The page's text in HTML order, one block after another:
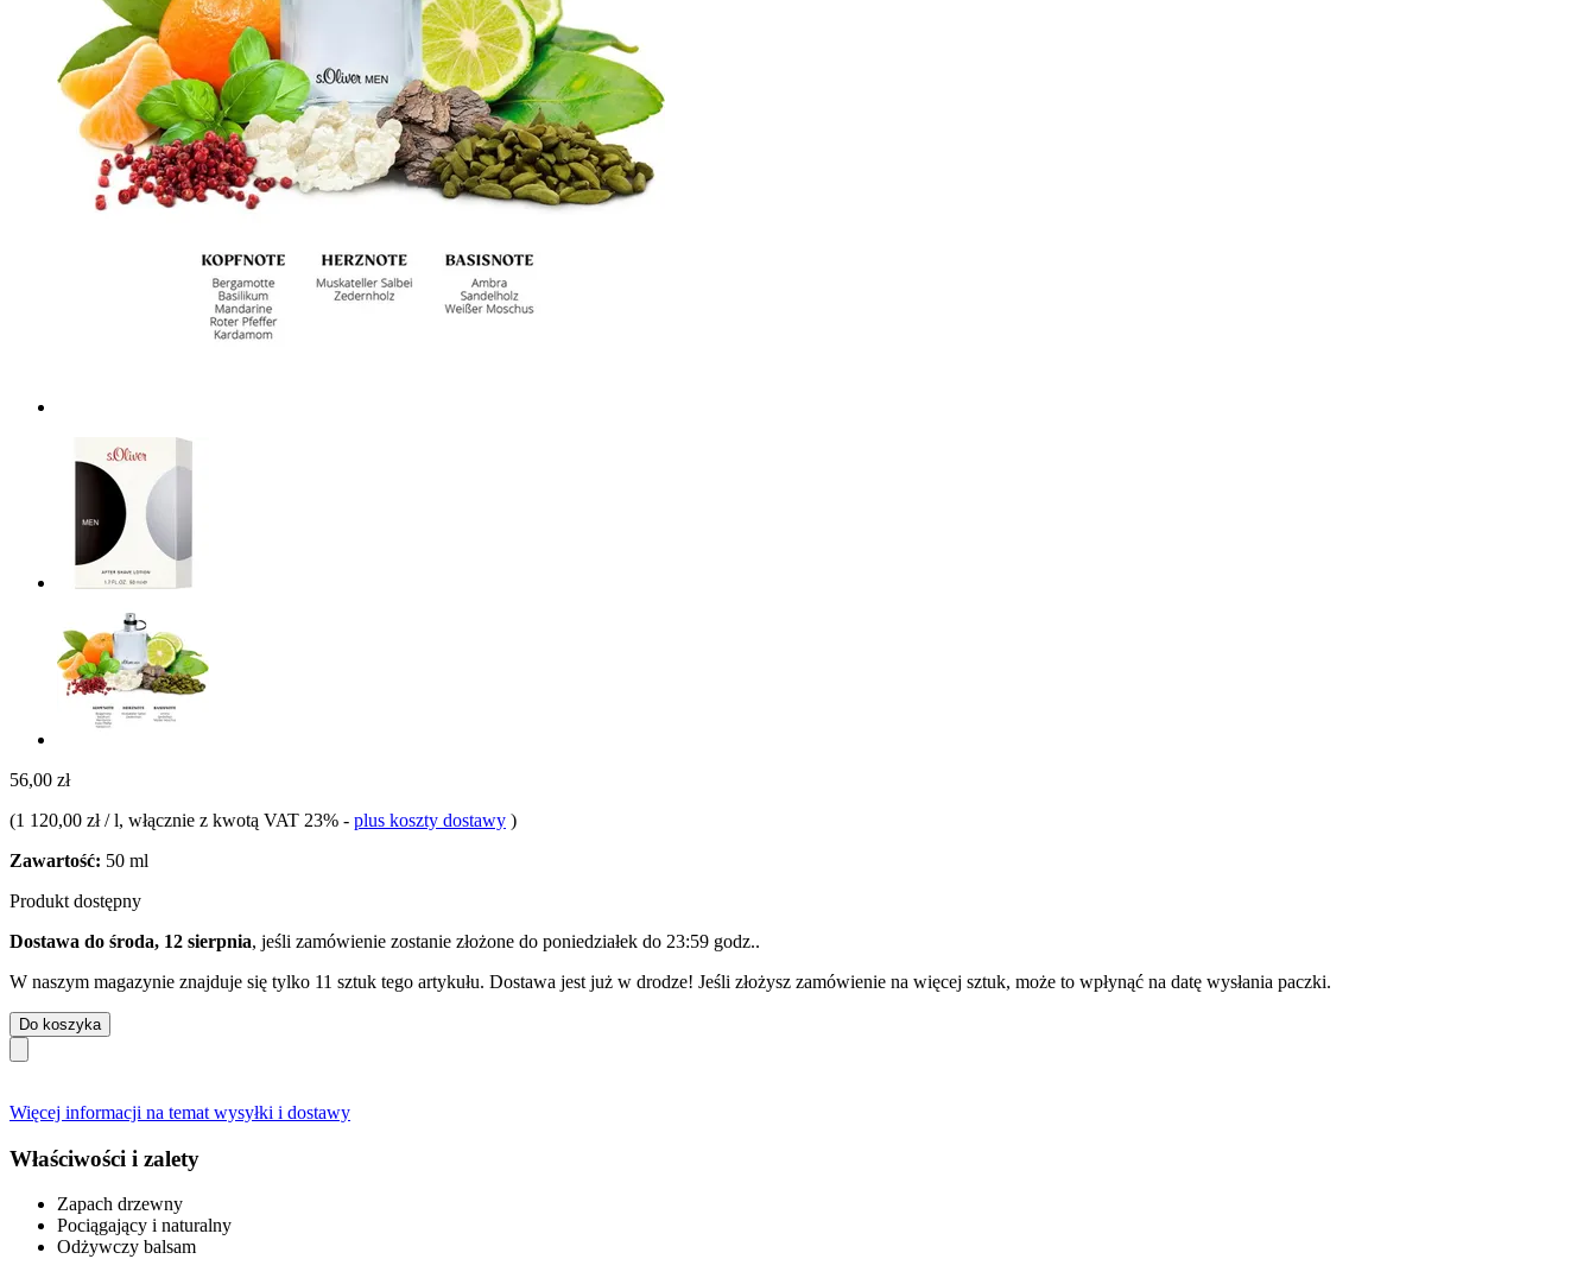
56,00 zł
(1 120,00 zł / l, włącznie z kwotą VAT 23% - plus koszty dostawy )
Zawartość: 50 ml
Produkt dostępny
Dostawa do środa, 12 sierpnia, jeśli zamówienie zostanie złożone do poniedziałek do 23:59 godz..
W naszym magazynie znajduje się tylko 11 sztuk tego artykułu. Dostawa jest już w drodze! Jeśli złożysz zamówienie na więcej sztuk, może to wpłynąć na datę wysłania paczki.
Do koszyka
Więcej informacji na temat wysyłki i dostawy
Właściwości i zalety
Zapach drzewny
Pociągający i naturalny
Odżywczy balsam